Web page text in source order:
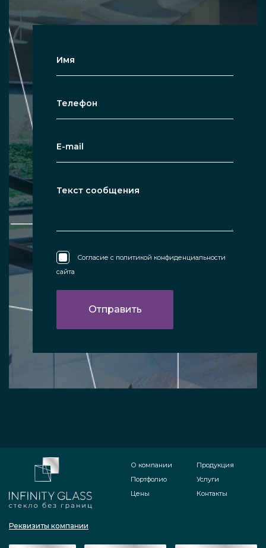
Согласие с политикой конфиденциальности
сайта
Реквизиты компании
О компании
Портфолио
Цены
Продукция
Услуги
Контакты